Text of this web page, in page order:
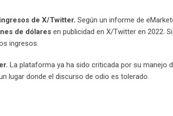
de X/Twitter. Según un informe de
de dólares en publicidad en X/Twitter en 2022.
ingresos.
La plataforma ya ha sido criticada por su manejo
lugar donde el discurso de odio es tolerado.